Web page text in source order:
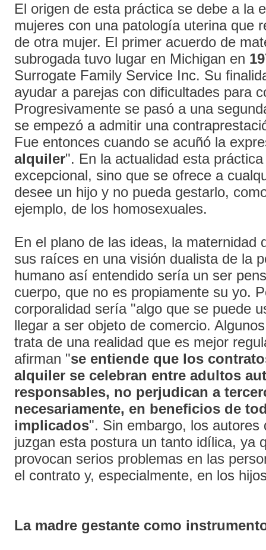
El origen de esta práctica se debe a la
mujeres con una patología uterina que
de otra mujer. El primer acuerdo de
subrogada tuvo lugar en Michigan en
Surrogate Family Service Inc. Su
ayudar a parejas con dificultades para
Progresivamente se pasó a una
se empezó a admitir una
Fue entonces cuando se acuñó la
alquiler". En la actualidad esta
excepcional, sino que se ofrece a
desee un hijo y no pueda gestarlo,
ejemplo, de los homosexuales.
En el plano de las ideas, la maternidad
sus raíces en una visión dualista de la
humano así entendido sería un ser
cuerpo, que no es propiamente su yo.
corporalidad sería "algo que se puede
llegar a ser objeto de comercio.
trata de una realidad que es mejor
afirman "se entiende que los
alquiler se celebran entre adultos
responsables, no perjudican a
necesariamente, en beneficios de
implicados". Sin embargo, los autores
juzgan esta postura un tanto idílica, ya
provocan serios problemas en las
el contrato y, especialmente, en los
La madre gestante como